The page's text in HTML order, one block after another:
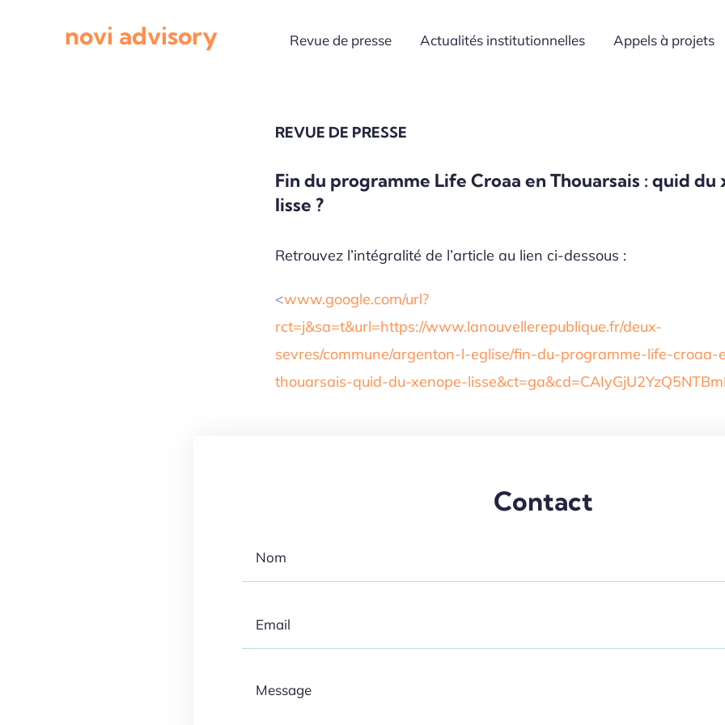
novi advisory Revue de presse Actualités institutionnelles Appels à projets
REVUE DE PRESSE
Fin du programme Life Croaa en Thouarsais : quid du
lisse ?
Retrouvez l’intégralité de l’article au lien ci-dessous :
<www.google.com/url?
rct=j&sa=t&url=https://www.lanouvellerepublique.fr/deux-
sevres/commune/argenton-l-eglise/fin-du-programme-life-croaa-
thouarsais-quid-du-xenope-
Contact